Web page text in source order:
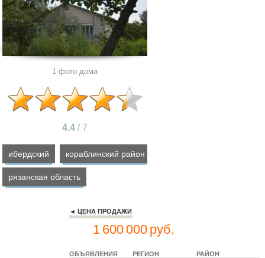
1 фото дома
4.4 / 7
ибердский кораблинский район
рязанская область
◄ ЦЕНА ПРОДАЖИ
1 600 000 руб.
ОБЪЯВЛЕНИЯ РЕГИОН РАЙОН